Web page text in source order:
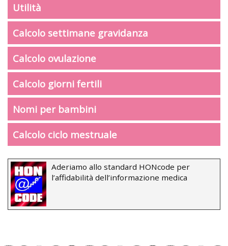
Utilità
Calcolo settimane gravidanza
Calcolo ovulazione
Calcolo giorni fertili
Nomi per bambini
Calcolo ciclo mestruale
Aderiamo allo standard HONcode per
l’affidabilità dell’informazione medica